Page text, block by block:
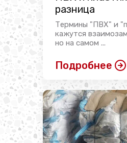
разница
Термины "ПВХ" и
кажутся
но на самом ...
Подробнее